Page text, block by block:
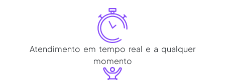
Atendimento em tempo real e a qualquer
momento